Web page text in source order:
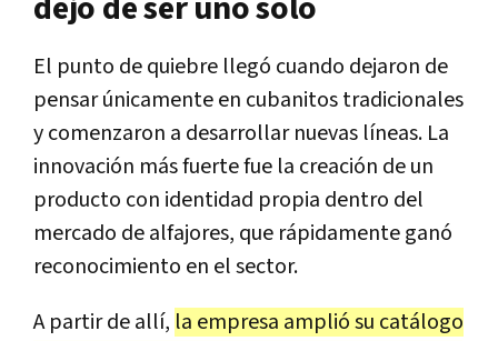
dejó de ser uno solo
El punto de quiebre llegó cuando dejaron de
pensar únicamente en cubanitos tradicionales
y comenzaron a desarrollar nuevas líneas. La
innovación más fuerte fue la creación de un
producto con identidad propia dentro del
mercado de alfajores, que rápidamente ganó
reconocimiento en el sector.
A partir de allí, la empresa amplió su catálogo